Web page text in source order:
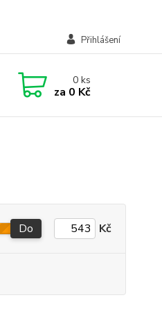
Přihlášení
0ks
za 0 Kč
Do Kč